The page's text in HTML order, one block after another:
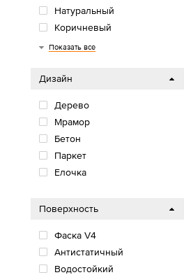
Натуральный
Коричневый
Черный
Показать все
Дизайн
Дерево
Мрамор
Бетон
Паркет
Елочка
Поверхность
Фаска V4
Антистатичный
Водостойкий